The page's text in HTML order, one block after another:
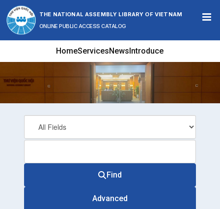
Skip to content
THE NATIONAL ASSEMBLY LIBRARY OF VIETNAM
ONLINE PUBLIC ACCESS CATALOG
HomeServicesNewsIntroduce
Find
Advanced